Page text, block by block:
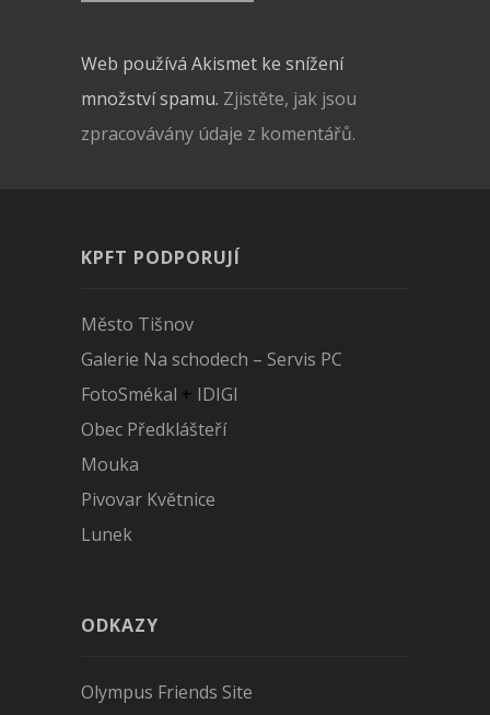
Web používá Akismet ke snížení
množství spamu. Zjistěte, jak jsou
zpracovávány údaje z komentářů.
KPFT PODPORUJÍ
Město Tišnov
Galerie Na schodech – Servis PC
FotoSmékal + IDIGI
Obec Předklášteří
Mouka
Pivovar Květnice
Lunek
ODKAZY
Olympus Friends Site